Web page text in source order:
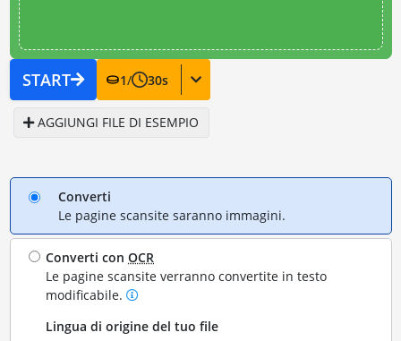
START 1/ 30s
AGGIUNGI FILE DI ESEMPIO
Converti
Le pagine scansite saranno immagini.
Converti conOCR
Le pagine scansite verranno convertite in testo
modificabile.
Lingua di origine del tuo file